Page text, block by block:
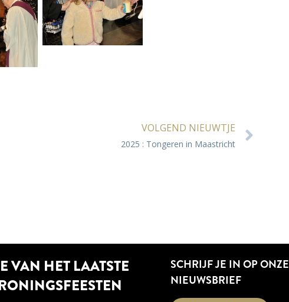
VOLGEND NIEUWTJE
2025 : Tongeren in Maastricht
VAN HET LAATSTE
SCHRIJF JE IN OP ONZE
NIEUWSBRIEF